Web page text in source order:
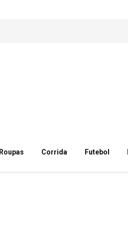
Roupas Corrida Futebol